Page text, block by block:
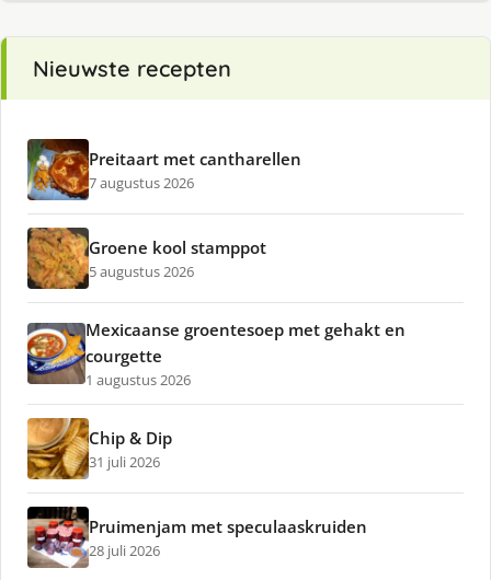
Nieuwste recepten
Preitaart met cantharellen
7 augustus 2026
Groene kool stamppot
5 augustus 2026
Mexicaanse groentesoep met gehakt en
courgette
1 augustus 2026
Chip & Dip
31 juli 2026
Pruimenjam met speculaaskruiden
28 juli 2026